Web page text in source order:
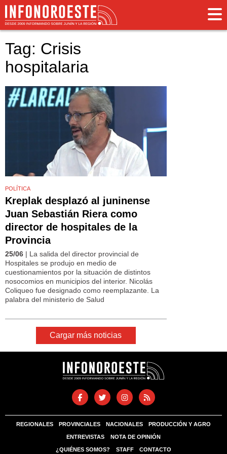
Tag: Crisis
hospitalaria
POLÍTICA
Kreplak desplazó al juninense
Juan Sebastián Riera como
director de hospitales de la
Provincia
25/06 | La salida del director provincial de
Hospitales se produjo en medio de
cuestionamientos por la situación de distintos
nosocomios en municipios del interior. Nicolás
Coliqueo fue designado como reemplazante. La
palabra del ministerio de Salud
Cargar más noticias
REGIONALES PROVINCIALES NACIONALES PRODUCCIÓN Y AGRO
ENTREVISTAS NOTA DE OPINIÓN
¿QUIÉNES SOMOS? STAFF CONTACTO